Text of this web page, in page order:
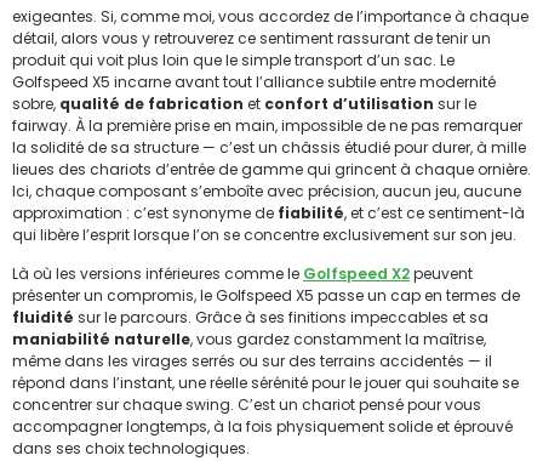
exigeantes. Si, comme moi, vous accordez de l’importance à chaque
détail, alors vous y retrouverez ce sentiment rassurant de tenir un
produit qui voit plus loin que le simple transport d’un sac. Le
Golfspeed X5 incarne avant tout l’alliance subtile entre modernité
sobre, qualité de fabrication et confort d’utilisation sur le
fairway. À la première prise en main, impossible de ne pas remarquer
la solidité de sa structure — c’est un châssis étudié pour durer, à mille
lieues des chariots d’entrée de gamme qui grincent à chaque ornière.
Ici, chaque composant s’emboîte avec précision, aucun jeu, aucune
approximation : c’est synonyme de fiabilité, et c’est ce sentiment-là
qui libère l’esprit lorsque l’on se concentre exclusivement sur son jeu.
Là où les versions inférieures comme le Golfspeed X2peuvent
présenter un compromis, le Golfspeed X5 passe un cap en termes de
fluidité sur le parcours. Grâce à ses finitions impeccables et sa
maniabilité naturelle, vous gardez constamment la maîtrise,
même dans les virages serrés ou sur des terrains accidentés — il
répond dans l’instant, une réelle sérénité pour le jouer qui souhaite se
concentrer sur chaque swing. C’est un chariot pensé pour vous
accompagner longtemps, à la fois physiquement solide et éprouvé
dans ses choix technologiques.